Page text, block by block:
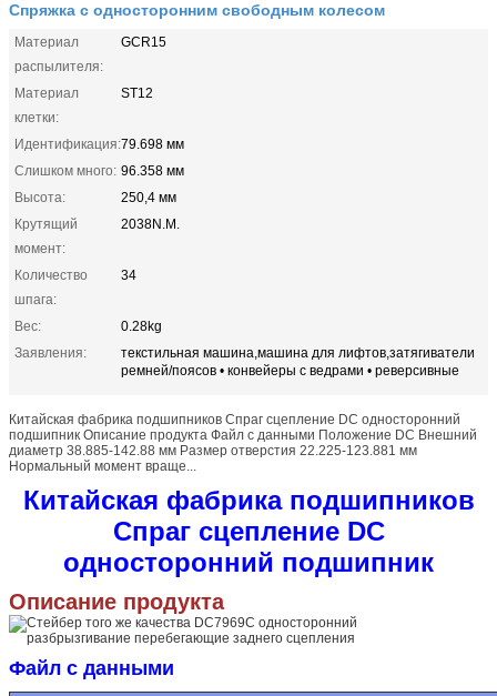
Спряжка с односторонним свободным колесом
Материал
распылителя:
GCR15
Материал
клетки:
ST12
Идентификация:79.698 мм
Слишком много: 96.358 мм
Высота:
250,4 мм
Крутящий
момент:
2038N.M.
Количество
шпага:
34
Вес:
0.28kg
Заявления:
текстильная машина,машина для лифтов,затягиватели
ремней/поясов • конвейеры с ведрами • реверсивные
Китайская фабрика подшипников Спраг сцепление DC односторонний
подшипник Описание продукта Файл с данными Положение DC Внешний
диаметр 38.885-142.88 мм Размер отверстия 22.225-123.881 мм
Нормальный момент враще...
Китайская фабрика подшипников
Спраг сцепление DC
односторонний подшипник
Описание продукта
Файл с данными